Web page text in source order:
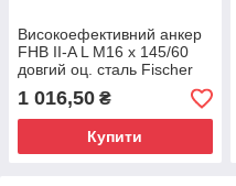
Високоефективний анкер
FHB II-A L M16 x 145/60
довгий оц. сталь Fischer
(Фішер)
1 016,50 ₴
Купити